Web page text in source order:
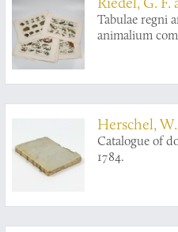
mérite est très-
l'Histoire des
Madamoiselle
suite, & un
&c.
Tabulae regni
animalium
Herschel, W.
Catalogue of
1784.